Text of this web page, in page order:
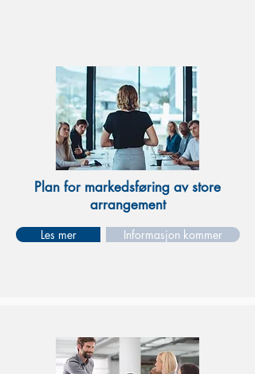
Plan for markedsføring av store
arrangement
Les mer Informasjon kommer